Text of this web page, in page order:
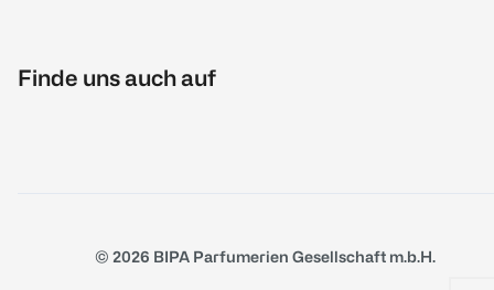
Finde uns auch auf
© 2026 BIPA Parfumerien Gesellschaft m.b.H.